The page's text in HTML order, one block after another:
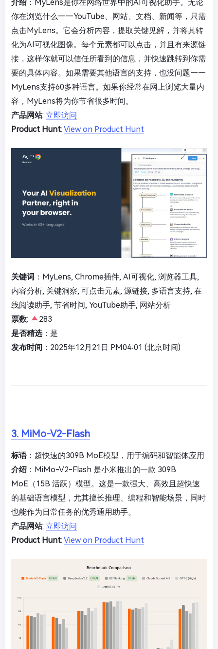
介绍 ：MyLens是你在网络世界中的AI可视化助手。无论
你在浏览什么——YouTube、网站、文档、新闻等，只需
点击MyLens。它会分析内容，提取关键见解，并将其转
化为AI可视化图像。每个元素都可以点击，并且有来源链
接，这样你就可以信任所看到的信息，并快速跳转到你需
要的具体内容。如果需要其他语言的支持，也没问题——
MyLens支持60多种语言。如果你经常在网上浏览大量内
容，MyLens将为你节省很多时间。
产品网站: 立即访问
Product Hunt: View on Product Hunt
关键词 ：MyLens, Chrome插件, AI可视化, 浏览器工具,
内容分析, 关键洞察, 可点击元素, 源链接, 多语言支持, 在
线阅读助手, 节省时间, YouTube助手, 网站分析
票数:
283
是否精选：是
发布时间 ：2025年12月21日 PM04:01 (北京时间)
3. MiMo-V2-Flash
标语：超快速的309B MoE模型，用于编码和智能体应用
介绍 ：MiMo-V2-Flash 是小米推出的一款 309B
MoE（15B 活跃）模型。这是一款强大、高效且超快速
的基础语言模型，尤其擅长推理、编程和智能场景，同时
也能作为日常任务的优秀通用助手。
产品网站: 立即访问
Product Hunt: View on Product Hunt